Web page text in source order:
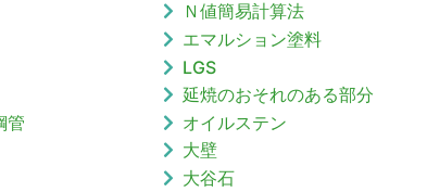
Ｎ値簡易計算法
エマルション塗料
LGS
延焼のおそれのある部分
管
オイルステン
大壁
大谷石